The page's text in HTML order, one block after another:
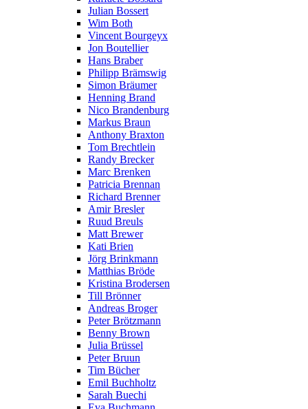
Julian Bossert
Wim Both
Vincent Bourgeyx
Jon Boutellier
Hans Braber
Philipp Brämswig
Simon Bräumer
Henning Brand
Nico Brandenburg
Markus Braun
Anthony Braxton
Tom Brechtlein
Randy Brecker
Marc Brenken
Patricia Brennan
Richard Brenner
Amir Bresler
Ruud Breuls
Matt Brewer
Kati Brien
Jörg Brinkmann
Matthias Bröde
Kristina Brodersen
Till Brönner
Andreas Broger
Peter Brötzmann
Benny Brown
Julia Brüssel
Peter Bruun
Tim Bücher
Emil Buchholtz
Sarah Buechi